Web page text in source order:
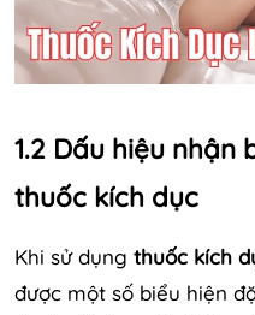
1.2 Dấu hiệu nhận
thuốc kích dục
Khi sử dụng thuốc kích
được một số biểu hiện